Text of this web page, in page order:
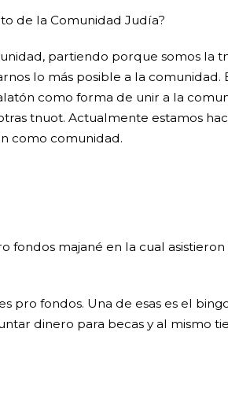
de la Comunidad Judía?
partiendo porque somos la
lo más posible a la
como forma de unir a la
tnuot. Actualmente estamos
como comunidad.
majané en la cual asistieron
pro fondos. Una de esas es el
dinero para becas y al mismo